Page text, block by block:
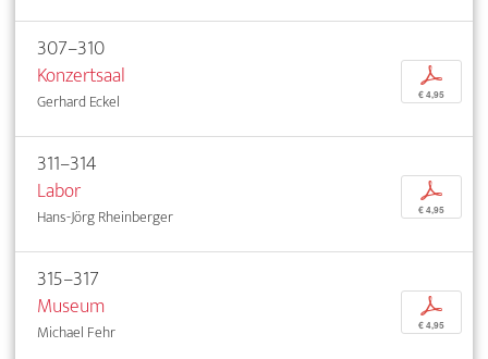
307–310
Konzertsaal
Gerhard Eckel
p
€ 4,95
311–314
Labor
Hans-Jörg Rheinberger
p
€ 4,95
315–317
Museum
Michael Fehr
p
€ 4,95